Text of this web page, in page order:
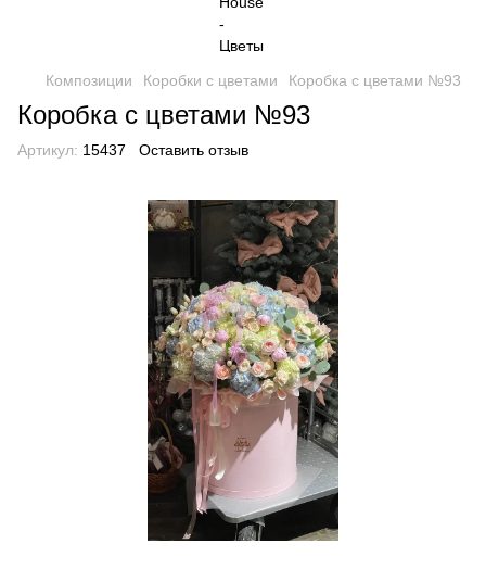
Композиции Коробки с цветами Коробка с цветами №93
Коробка с цветами №93
Артикул: 15437 Оставить отзыв